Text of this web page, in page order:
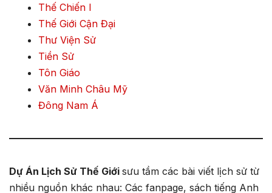
Thế Chiến I
Thế Giới Cận Đại
Thư Viện Sử
Tiền Sử
Tôn Giáo
Văn Minh Châu Mỹ
Đông Nam Á
Dự Án Lịch Sử Thế Giới sưu tầm các bài viết lịch sử từ
nhiều nguồn khác nhau: Các fanpage, sách tiếng Anh